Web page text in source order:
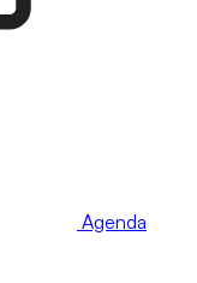
Agenda